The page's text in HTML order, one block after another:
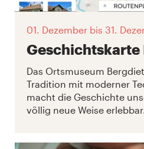
01. Dezember bis 31.
Das Ortsmuseum
Tradition mit moderner
macht die Geschichte
völlig neue Weise erlebbar.